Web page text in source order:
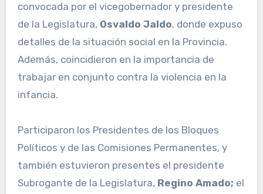
convocada por el vicegobernador y presidente
de la Legislatura, Osvaldo Jaldo, donde expuso
detalles de la situación social en la Provincia.
Además, coincidieron en la importancia de
trabajar en conjunto contra la violencia en la
infancia.
Participaron los Presidentes de los Bloques
Políticos y de las Comisiones Permanentes, y
también estuvieron presentes el presidente
Subrogante de la Legislatura, Regino Amado; el